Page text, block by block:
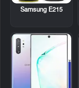
Samsung E215